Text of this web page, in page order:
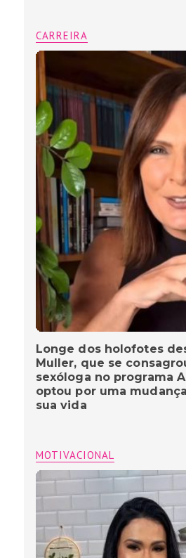
CARREIRA
Longe dos holofotes
Muller, que se
sexóloga no programa
optou por uma
sua vida
MOTIVACIONAL